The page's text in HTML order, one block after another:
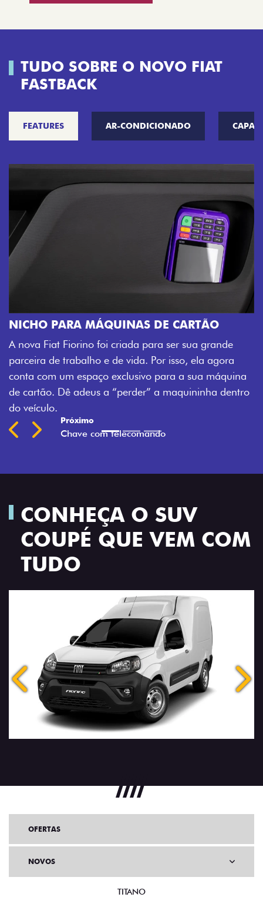
TUDO SOBRE O NOVO FIAT
FASTBACK
FEATURES AR-CONDICIONADO
MÁQUINAS DE CARTÃO
foi criada para ser sua grande
e de vida. Por isso, ela agora
espaço exclusivo para a sua máquina
adeus a “perder” a maquininha dentro
CHAVE COM
Agora, a chave
veículo também
fechadura. São
mais fluidez
Previous
Next
CONHEÇA O SUV
COUPÉ QUE VEM COM
TUDO
Anterior
OFERTAS
NOVOS
TITANO